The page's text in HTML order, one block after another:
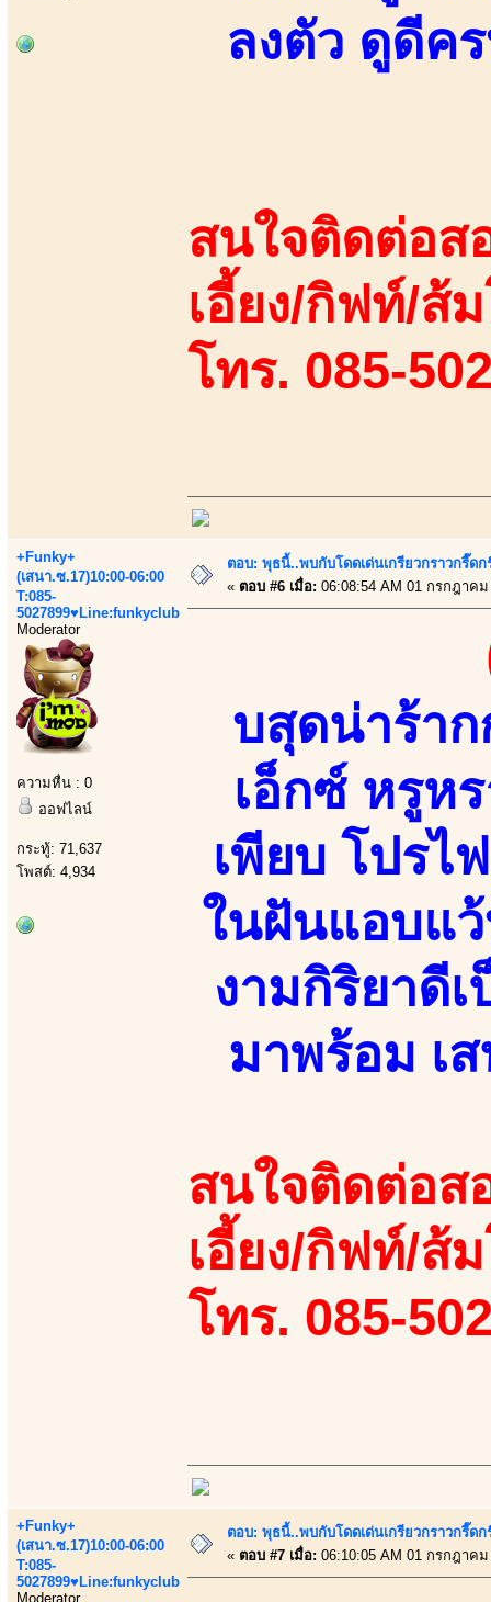
ลงตัว ดูดีค
สนใจติดต่อส
เอี้ยง/กิฟท์/ส้
โทร. 085-
+Funky+
(เสนา.ซ.17)10:00-06:00
T:085-
5027899♥Line:funkyclub
Moderator
ความหื่น : 0
ออฟไลน์
กระทู้: 71,637
โพสต์: 4,934
ตอบ: พุธนี้..พบกับโดดเด่นเกรียวกราวกรี๊
« ตอบ #6 เมื่อ: 06:08:54 AM 01 กรกฎาคม
บสุดน่าร้า
เอ็กซ์ หรูห
เพียบ โปรไ
ในฝันแอบแ
งามกิริยาดี
มาพร้อม เ
สนใจติดต่อส
เอี้ยง/กิฟท์/ส้
โทร. 085-
+Funky+
(เสนา.ซ.17)10:00-06:00
T:085-
5027899♥Line:funkyclub
Moderator
ตอบ: พุธนี้..พบกับโดดเด่นเกรียวกราวกรี๊
« ตอบ #7 เมื่อ: 06:10:05 AM 01 กรกฎาคม